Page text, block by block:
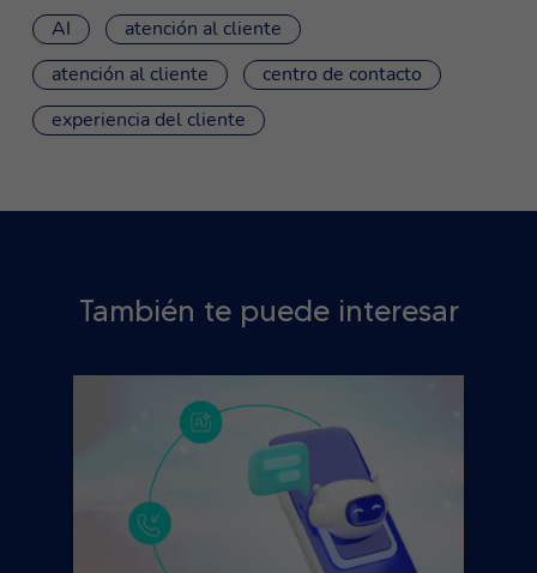
AI
atención al cliente
atención al cliente
centro de contacto
experiencia del cliente
También te puede interesar